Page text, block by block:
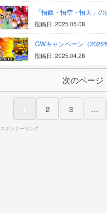
「悟飯・悟空・悟天」
投稿日: 2025.05.08
GWキャンペーン（2025
投稿日: 2025.04.28
次のページ
2 3 …
スポンサーリンク